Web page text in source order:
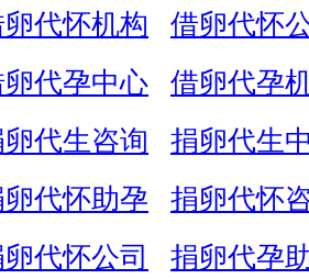
代怀机构 借卵代怀
代孕中心 借卵代孕
代生咨询 捐卵代生
代怀助孕 捐卵代怀
代怀公司 捐卵代孕